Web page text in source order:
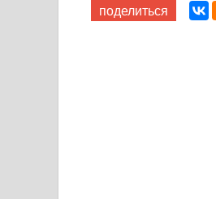
поделиться